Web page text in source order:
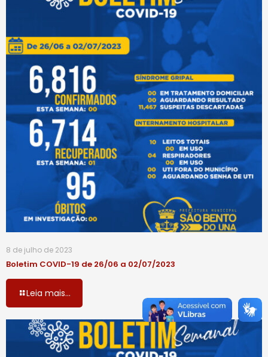
8 de julho de 2023
Boletim COVID-19 de 26/06 a 02/07/2023
Leia mais...